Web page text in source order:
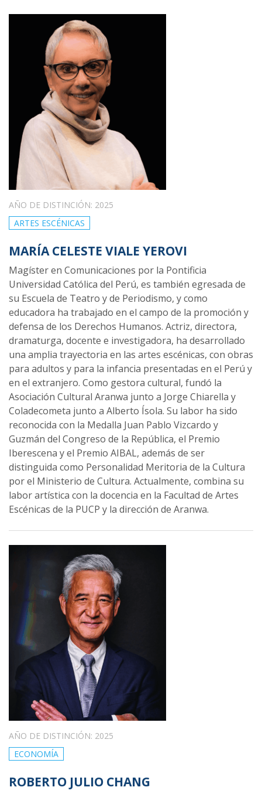
AÑO DE DISTINCIÓN: 2025
ARTES ESCÉNICAS
MARÍA CELESTE VIALE YEROVI
Magíster en Comunicaciones por la Pontificia
Universidad Católica del Perú, es también egresada de
su Escuela de Teatro y de Periodismo, y como
educadora ha trabajado en el campo de la promoción y
defensa de los Derechos Humanos. Actriz, directora,
dramaturga, docente e investigadora, ha desarrollado
una amplia trayectoria en las artes escénicas, con obras
para adultos y para la infancia presentadas en el Perú y
en el extranjero. Como gestora cultural, fundó la
Asociación Cultural Aranwa junto a Jorge Chiarella y
Coladecometa junto a Alberto Ísola. Su labor ha sido
reconocida con la Medalla Juan Pablo Vizcardo y
Guzmán del Congreso de la República, el Premio
Iberescena y el Premio AIBAL, además de ser
distinguida como Personalidad Meritoria de la Cultura
por el Ministerio de Cultura. Actualmente, combina su
labor artística con la docencia en la Facultad de Artes
Escénicas de la PUCP y la dirección de Aranwa.
AÑO DE DISTINCIÓN: 2025
ECONOMÍA
ROBERTO JULIO CHANG